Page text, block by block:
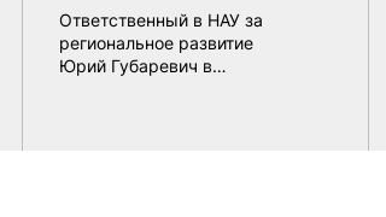
переменам
Ответственный в НАУ за
региональное развитие
Юрий Губаревич в